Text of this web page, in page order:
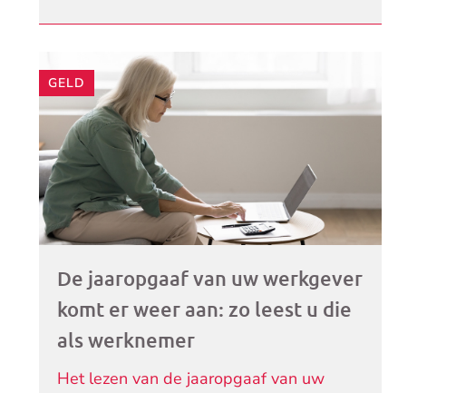
(opent
mailprogramma)
GELD
De jaaropgaaf van uw werkgever
komt er weer aan: zo leest u die
als werknemer
Het lezen van de jaaropgaaf van uw